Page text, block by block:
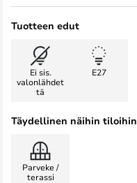
Tuotteen edut
Ei sis.
valonlähdet
tä
E27
Täydellinen näihin tiloihin
Parveke /
terassi